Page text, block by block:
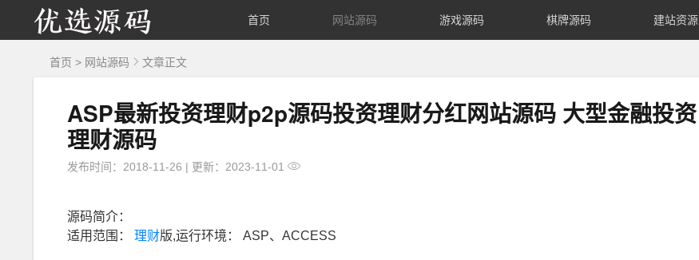
优 首页 网站源码 游戏源码 棋牌源码 建站资源
首页 > 网站源码 文章正文
ASP最新投资理财p2p源码投资理财分红网站源码 大型金融投资
理财源码
发布时间：2018-11-26 | 更新：2023-11-01
源码简介：
适用范围： 理财版,运行环境： ASP、ACCESS